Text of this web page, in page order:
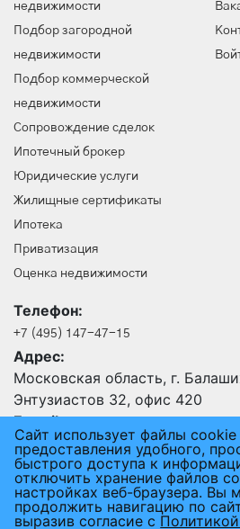
недвижимости
Подбор загородной
недвижимости
Подбор коммерческой
недвижимости
Сопровождение сделок
Ипотечный брокер
Юридические услуги
Жилищные сертификаты
Ипотека
Приватизация
Оценка недвижимости
Телефон:
+7 (495) 147-47-15
Адрес:
Московская область, г.
Энтузиастов 32, офис 420
E-mail:
24@an-rus.ru
2015 - 2026 © АГЕНТСТВО
ПОЛЬЗОВАТЕЛЬСКОЕ
Сайт использует файлы cookie
предоставления удобного,
быстрого доступа к
отключить хранение файлов
настройках веб-браузера. Вы
продолжить навигацию по
выразив согласие с